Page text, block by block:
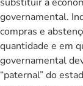
governamental.
compras e
quantidade e em
governamental
“paternal” do